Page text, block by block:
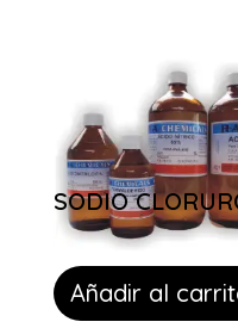
SODIO
Añadir al